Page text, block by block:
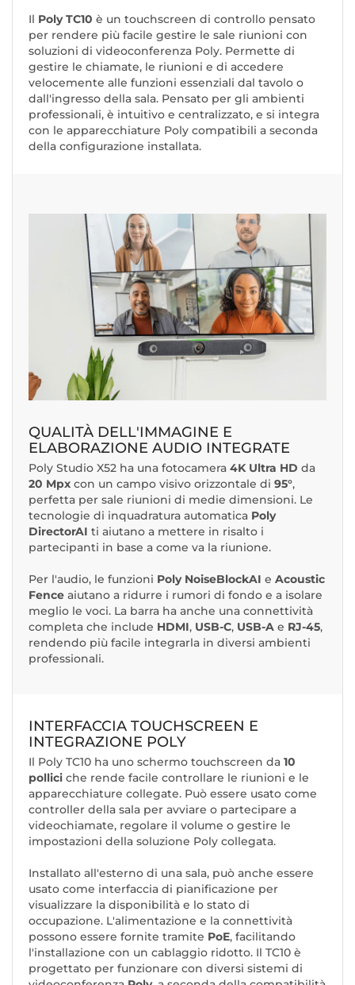
Il Poly TC10 è un touchscreen di controllo pensato
per rendere più facile gestire le sale riunioni con
soluzioni di videoconferenza Poly. Permette di
gestire le chiamate, le riunioni e di accedere
velocemente alle funzioni essenziali dal tavolo o
dall'ingresso della sala. Pensato per gli ambienti
professionali, è intuitivo e centralizzato, e si integra
con le apparecchiature Poly compatibili a seconda
della configurazione installata.
QUALITÀ DELL'IMMAGINE E
ELABORAZIONE AUDIO INTEGRATE
Poly Studio X52 ha una fotocamera 4K Ultra HD da
20 Mpx con un campo visivo orizzontale di 95°,
perfetta per sale riunioni di medie dimensioni. Le
tecnologie di inquadratura automatica Poly
DirectorAI ti aiutano a mettere in risalto i
partecipanti in base a come va la riunione.
Per l'audio, le funzioni Poly NoiseBlockAI e Acoustic
Fence aiutano a ridurre i rumori di fondo e a isolare
meglio le voci. La barra ha anche una connettività
completa che include HDMI, USB-C, USB-A e RJ-45,
rendendo più facile integrarla in diversi ambienti
professionali.
INTERFACCIA TOUCHSCREEN E
INTEGRAZIONE POLY
Il Poly TC10 ha uno schermo touchscreen da 10
pollici che rende facile controllare le riunioni e le
apparecchiature collegate. Può essere usato come
controller della sala per avviare o partecipare a
videochiamate, regolare il volume o gestire le
impostazioni della soluzione Poly collegata.
Installato all'esterno di una sala, può anche essere
usato come interfaccia di pianificazione per
visualizzare la disponibilità e lo stato di
occupazione. L'alimentazione e la connettività
possono essere fornite tramite PoE, facilitando
l'installazione con un cablaggio ridotto. Il TC10 è
progettato per funzionare con diversi sistemi di